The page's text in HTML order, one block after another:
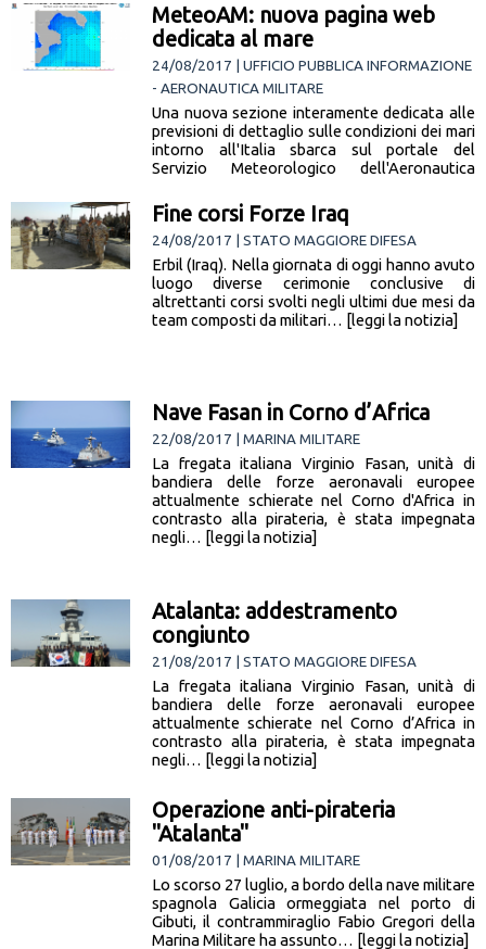
MeteoAM: nuova pagina web
dedicata al mare
24/08/2017 | UFFICIO PUBBLICA INFORMAZIONE
- AERONAUTICA MILITARE
Una nuova sezione interamente dedicata alle
previsioni di dettaglio sulle condizioni dei mari
intorno all'Italia sbarca sul portale del
Servizio Meteorologico dell'Aeronautica
notizia]
Fine corsi Forze Iraq
24/08/2017 | STATO MAGGIORE DIFESA
Erbil (Iraq). Nella giornata di oggi hanno avuto
luogo diverse cerimonie conclusive di
altrettanti corsi svolti negli ultimi due mesi da
team composti da militari… [leggi la notizia]
Nave Fasan in Corno d’Africa
22/08/2017 | MARINA MILITARE
La fregata italiana Virginio Fasan, unità di
bandiera delle forze aeronavali europee
attualmente schierate nel Corno d'Africa in
contrasto alla pirateria, è stata impegnata
negli… [leggi la notizia]
Atalanta: addestramento
congiunto
21/08/2017 | STATO MAGGIORE DIFESA
La fregata italiana Virginio Fasan, unità di
bandiera delle forze aeronavali europee
attualmente schierate nel Corno d’Africa in
contrasto alla pirateria, è stata impegnata
negli… [leggi la notizia]
Operazione anti-pirateria
"Atalanta"
01/08/2017 | MARINA MILITARE
Lo scorso 27 luglio, a bordo della nave militare
spagnola Galicia ormeggiata nel porto di
Gibuti, il contrammiraglio Fabio Gregori della
Marina Militare ha assunto… [leggi la notizia]